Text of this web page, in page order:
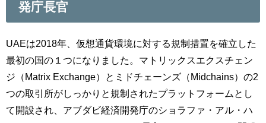
発庁長官
UAEは2018年、仮想通貨環境に対する規制措置を確立した
最初の国の１つになりました。マトリックスエクスチェン
ジ（Matrix Exchange）とミドチェーンズ（Midchains）の2
つの取引所がしっかりと規制されたプラットフォームとし
て開設され、アブダビ経済開発庁のショラファ・アル・ハ